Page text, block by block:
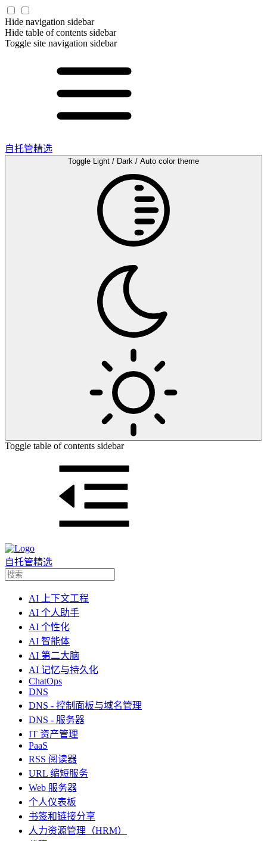
Hide navigation sidebar
Hide table of contents sidebar
Toggle site navigation sidebar
自托管精选
Toggle Light / Dark / Auto color theme
Toggle table of contents sidebar
自托管精选
AI 上下文工程
AI 个人助手
AI 个性化
AI 智能体
AI 第二大脑
AI 记忆与持久化
ChatOps
DNS
DNS - 控制面板与域名管理
DNS - 服务器
IT 资产管理
PaaS
RSS 阅读器
URL 缩短服务
Web 服务器
个人仪表板
书签和链接分享
人力资源管理（HRM）